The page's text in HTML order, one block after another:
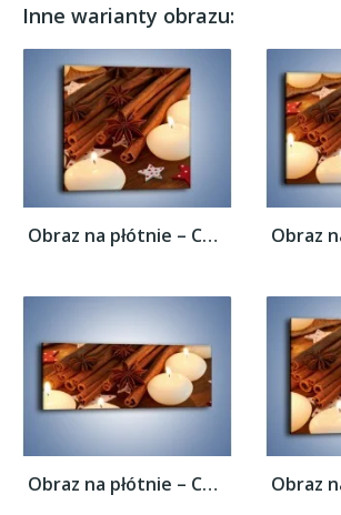
Inne warianty obrazu:
Obraz na płótnie – Cynamonowe szaleństwa...
Obraz na płótnie – Cynamonowe szaleństwa...